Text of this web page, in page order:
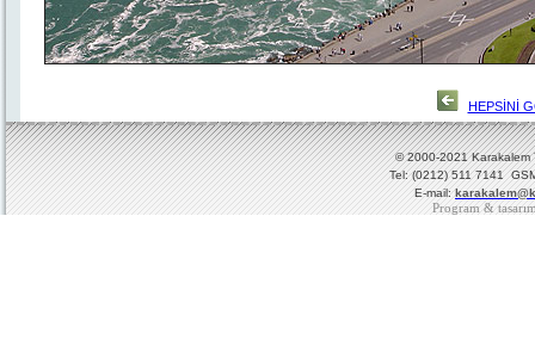
HEPSİNİ
© 2000-2021 Karakalem
Tel: (0212) 511 7141
E-mail:
Program &